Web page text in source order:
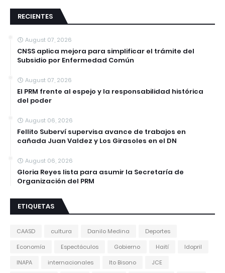
RECIENTES
August 07, 2026
CNSS aplica mejora para simplificar el trámite del
Subsidio por Enfermedad Común
August 07, 2026
El PRM frente al espejo y la responsabilidad histórica
del poder
August 06, 2026
Fellito Suberví supervisa avance de trabajos en
cañada Juan Valdez y Los Girasoles en el DN
August 06, 2026
Gloria Reyes lista para asumir la Secretaría de
Organización del PRM
ETIQUETAS
CAASD cultura Danilo Medina
Deportes
Economía
Espectáculos Gobierno Haití
Idopril
INAPA
internacionales Ito Bisono
JCE